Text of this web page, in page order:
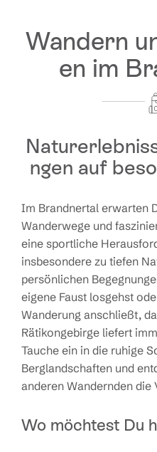
Wandern
en im
ngen auf
Im Brandnertal erwarten
Wanderwege und
eine sportliche
insbesondere zu tiefen
persönlichen
eigene Faust losgehst
Wanderung anschließt,
Rätikongebirge liefert
Tauche ein in die ruhige
Berglandschaften und
anderen Wandernden die
Wo möchtest Du